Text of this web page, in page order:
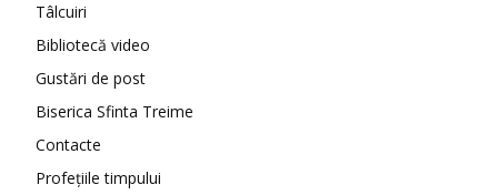
Tâlcuiri
Bibliotecă video
Gustări de post
Biserica Sfinta Treime
Contacte
Profețiile timpului